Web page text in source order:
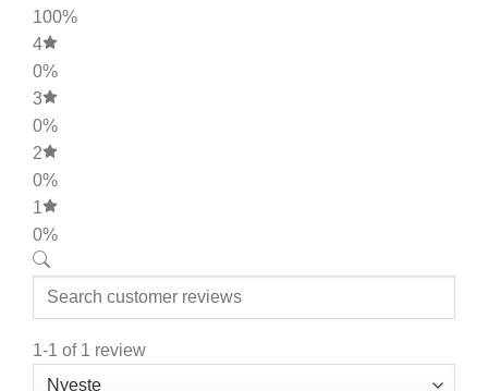
100%
4
0%
3
0%
2
0%
1
0%
1-1 of 1 review